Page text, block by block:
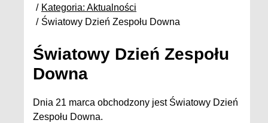
Kategoria: Aktualności
Światowy Dzień Zespołu Downa
Światowy Dzień Zespołu
Downa
Dnia 21 marca obchodzony jest Światowy Dzień
Zespołu Downa.